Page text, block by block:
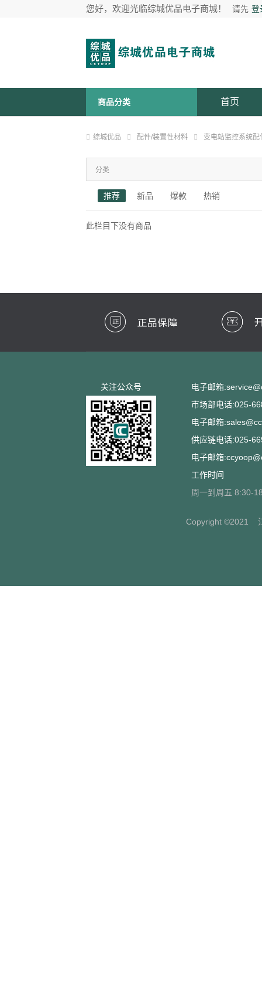
您好，欢迎光临综城优品电子商城！ 请先 登
商品分类 首页
综城优品 配件/装置性材料 变电站监控系统配
分类
推荐 新品 爆款 热销
此栏目下没有商品
关注公众号
电子邮箱
市场部电话:025-
电子邮箱
供应链电话:025-
电子邮箱
工作时间
周一到周五 8:30-
Copyright ©2021